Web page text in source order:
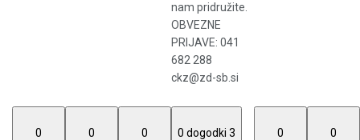
nam pridružite.
OBVEZNE
PRIJAVE: 041
682 288
ckz@zd-sb.si
0
0
0
0 dogodki 3
0
0